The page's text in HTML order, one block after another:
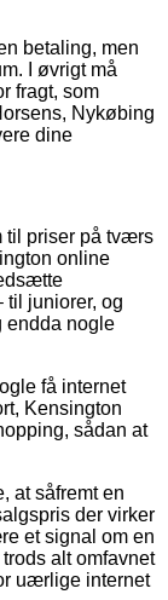
betaling, men
I øvrigt må
fragt, som
Nykøbing
dine
til priser på tværs
online
juniorer, og
endda nogle
få internet
Kensington
sådan at
at såfremt en
der virker
et signal om en
alt omfavnet
uærlige internet